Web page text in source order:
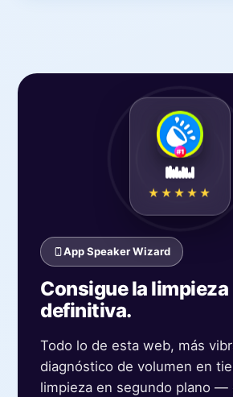
App Speaker Wizard
Consigue la limpieza
definitiva.
Todo lo de esta web, más
diagnóstico de volumen en
limpieza en segundo plano —
★★★★★